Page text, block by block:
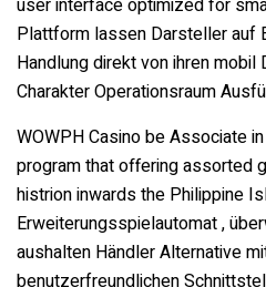
Plattform lassen Darsteller auf
Handlung direkt von ihren mobil
Charakter Operationsraum
WOWPH Casino be Associate
program that offering assorted
histrion inwards the Philippine
Erweiterungsspielautomat ,
aushalten Händler Alternative
benutzerfreundlichen